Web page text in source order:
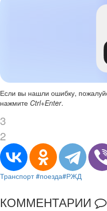
Если вы нашли ошибку,
нажмите Ctrl+Enter.
3
2
Транспорт #поезда#РЖД
КОММЕНТАРИИ